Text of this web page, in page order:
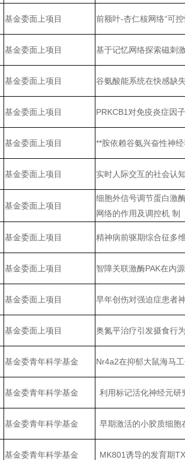
基金委面上项目 前额叶-杏仁核网络“可
基金委面上项目 基于记忆网络探索磁刺
基金委面上项目 谷氨酸能系统在快感缺
基金委面上项目 PRKCB1对免疫炎症因
基金委面上项目 **胺依赖谷氨兴奋性神
基金委面上项目 实时人际交互的社会认
基金委面上项目
细胞外信号调节蛋白激
网络的作用及调控机 制
基金委面上项目 精神病前驱期综合征多
基金委面上项目 智障关联激酶PAK在内
基金委面上项目 早年创伤对强迫症患者
基金委面上项目 奥氮平治疗引发摄食行
基金委青年科学基金 Nr4a2在抑郁大鼠海马
基金委青年科学基金 利用标记活化神经元研
基金委青年科学基金 早期激活的小胶质细胞
基金委青年科学基金 MK801诱导的发育期